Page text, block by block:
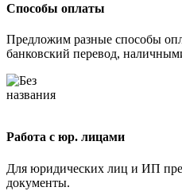
Способы оплаты
Предложим разные способы
банковский перевод,
Работа с юр. лицами
Для юридических лиц и ИП
документы.